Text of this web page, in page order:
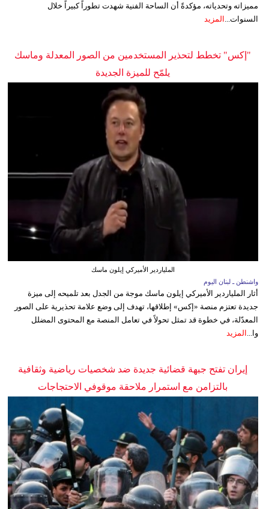
مميزاته وتحدياته، مؤكدةً أن الساحة الفنية شهدت تطوراً كبيراً خلال
السنوات... المزيد
"إكس" تخطط لتحذير المستخدمين من الصور المعدلة وماسك
يلمّح للميزة الجديدة
الملياردير الأميركي إيلون ماسك
واشنطن ـ لبنان اليوم
أثار الملياردير الأميركي إيلون ماسك موجة من الجدل بعد تلميحه إلى ميزة
جديدة تعتزم منصة «إكس» إطلاقها، تهدف إلى وضع علامة تحذيرية على الصور
المعدّلة، في خطوة قد تمثل تحولاً في تعامل المنصة مع المحتوى المضلل
وا... المزيد
إيران تفتح جبهة قضائية جديدة ضد شخصيات رياضية وثقافية
بالتزامن مع استمرار ملاحقة موقوفي الاحتجاجات